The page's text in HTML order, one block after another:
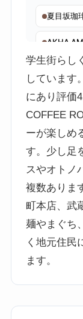
学生街らし
しています
にあり評価
COFFEE
ーが楽しめ
す。少し足
スやオトノ
複数ありま
町本店、武
麺やまぐち
く地元住民
ます。